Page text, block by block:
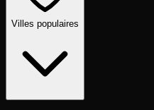
Villes populaires